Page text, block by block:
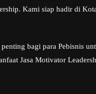
Kami siap hadir di
bagi para Pebisnis
Jasa Motivator